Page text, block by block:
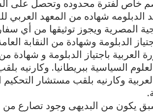
خاص لفترة محدوده وتحصل على
الدبلومه شهاده من المعهد العربي
المصرية ويجوز توثيقها من أي
الدبلومة وشهادة من النقابة
باجتياز الدبلومة و شهادة من
السياسية ببريطانيا.
وكارنيه بلقب مستشار التحكيم
سبق يكون من البديهى وجود تصارع